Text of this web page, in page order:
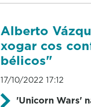
Alberto
xogar cos
bélicos"
17/10/2022 17:12
'Unicorn Wars'